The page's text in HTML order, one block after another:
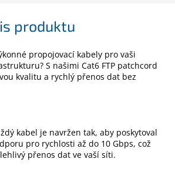
produktu
propojovací kabely pro vaši
S našimi Cat6 FTP patchcord
kvalitu a rychlý přenos dat bez
kabel je navržen tak, aby poskytoval
pro rychlosti až do 10 Gbps, což
přenos dat ve vaší síti.